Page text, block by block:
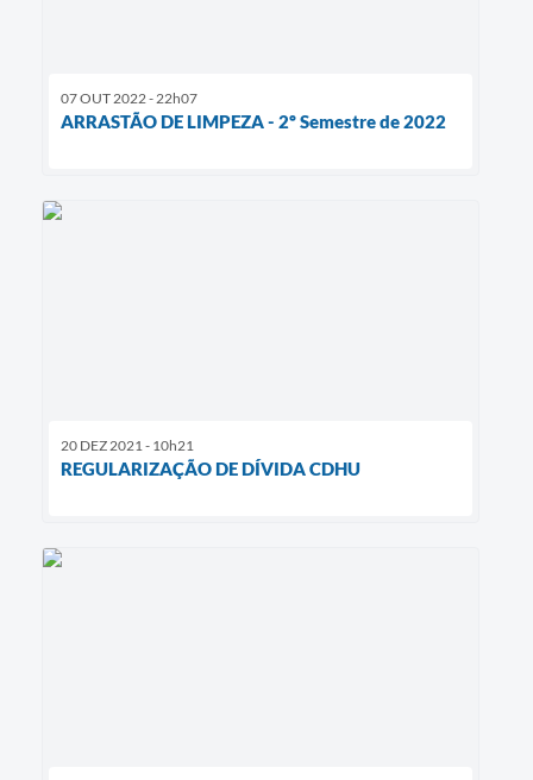
07 OUT 2022 - 22h07
ARRASTÃO DE LIMPEZA - 2º Semestre de 2022
20 DEZ 2021 - 10h21
REGULARIZAÇÃO DE DÍVIDA CDHU